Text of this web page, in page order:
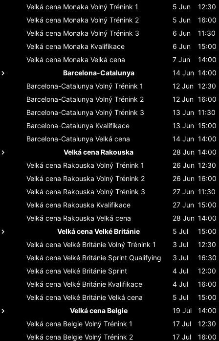
Velká cena Monaka Volný Trénink 1 5 Jun
12:30
Velká cena Monaka Volný Trénink 2 5 Jun
16:00
Velká cena Monaka Volný Trénink 3 6 Jun
11:30
Velká cena Monaka Kvalifikace 6 Jun
15:00
Velká cena Monaka Velká cena 7 Jun
14:00
Barcelona-Catalunya
14 Jun 14:00
Barcelona-Catalunya Volný Trénink 1 12 Jun 12:30
Barcelona-Catalunya Volný Trénink 2 12 Jun 16:00
Barcelona-Catalunya Volný Trénink 3 13 Jun 11:30
Barcelona-Catalunya Kvalifikace 13 Jun 15:00
Barcelona-Catalunya Velká cena 14 Jun 14:00
Velká cena Rakouska
28 Jun 14:00
Velká cena Rakouska Volný Trénink 1 26 Jun 12:30
Velká cena Rakouska Volný Trénink 2 26 Jun 16:00
Velká cena Rakouska Volný Trénink 3 27 Jun 11:30
Velká cena Rakouska Kvalifikace 27 Jun 15:00
Velká cena Rakouska Velká cena 28 Jun 14:00
Velká cena Velké Británie
5 Jul
15:00
Velká cena Velké Británie Volný Trénink 1 3 Jul
12:30
Velká cena Velké Británie Sprint Qualifying 3 Jul
16:30
Velká cena Velké Británie Sprint 4 Jul
12:00
Velká cena Velké Británie Kvalifikace 4 Jul
16:00
Velká cena Velké Británie Velká cena 5 Jul
15:00
Velká cena Belgie
19 Jul
14:00
Velká cena Belgie Volný Trénink 1 17 Jul
12:30
Velká cena Belgie Volný Trénink 2 17 Jul 16:00